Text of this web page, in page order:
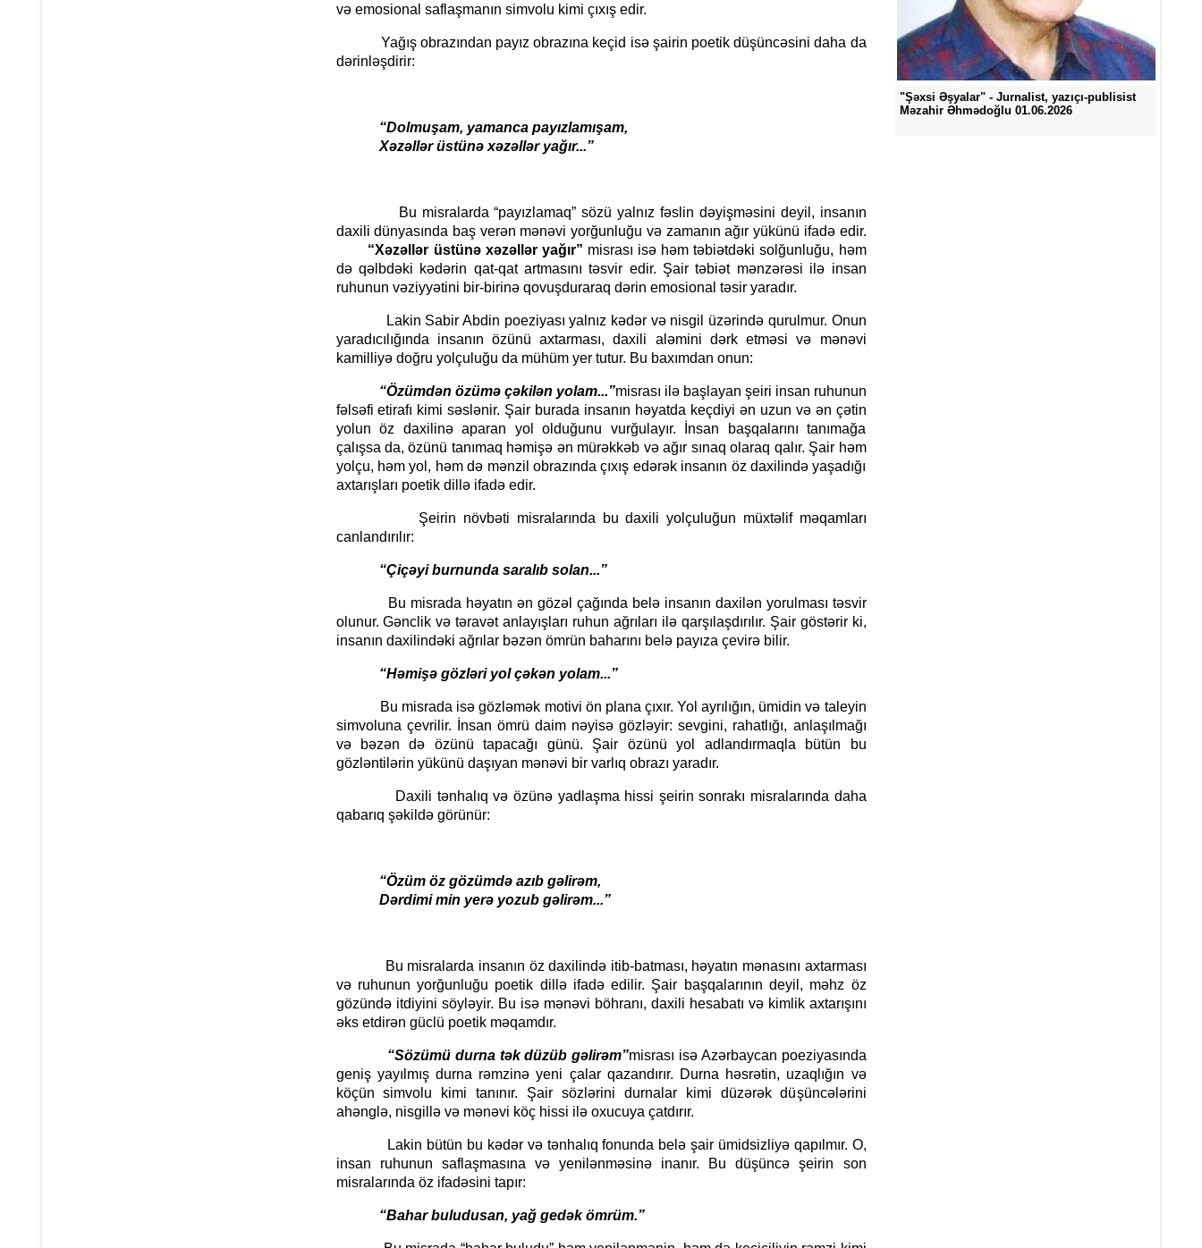
və emosional saflaşmanın simvolu kimi çıxış edir.
Yağış obrazından payız obrazına keçid isə şairin poetik düşüncəsini daha da
dərinləşdirir:
“Dolmuşam, yamanca payızlamışam,
Xəzəllər üstünə xəzəllər yağır...”
Bu misralarda “payızlamaq” sözü yalnız fəslin dəyişməsini deyil, insanın
daxili dünyasında baş verən mənəvi yorğunluğu və zamanın ağır yükünü ifadə edir.
“Xəzəllər üstünə xəzəllər yağır” misrası isə həm təbiətdəki solğunluğu, həm
də qəlbdəki kədərin qat-qat artmasını təsvir edir. Şair təbiət mənzərəsi ilə insan
ruhunun vəziyyətini bir-birinə qovuşduraraq dərin emosional təsir yaradır.
Lakin Sabir Abdin poeziyası yalnız kədər və nisgil üzərində qurulmur. Onun
yaradıcılığında insanın özünü axtarması, daxili aləmini dərk etməsi və mənəvi
kamilliyə doğru yolçuluğu da mühüm yer tutur. Bu baxımdan onun:
“Özümdən özümə çəkilən yolam...”misrası ilə başlayan şeiri insan ruhunun
fəlsəfi etirafı kimi səslənir. Şair burada insanın həyatda keçdiyi ən uzun və ən çətin
yolun öz daxilinə aparan yol olduğunu vurğulayır. İnsan başqalarını tanımağa
çalışsa da, özünü tanımaq həmişə ən mürəkkəb və ağır sınaq olaraq qalır. Şair həm
yolçu, həm yol, həm də mənzil obrazında çıxış edərək insanın öz daxilində yaşadığı
axtarışları poetik dillə ifadə edir.
Şeirin növbəti misralarında bu daxili yolçuluğun müxtəlif məqamları
canlandırılır:
“Çiçəyi burnunda saralıb solan...”
Bu misrada həyatın ən gözəl çağında belə insanın daxilən yorulması təsvir
olunur. Gənclik və təravət anlayışları ruhun ağrıları ilə qarşılaşdırılır. Şair göstərir ki,
insanın daxilindəki ağrılar bəzən ömrün baharını belə payıza çevirə bilir.
“Həmişə gözləri yol çəkən yolam...”
Bu misrada isə gözləmək motivi ön plana çıxır. Yol ayrılığın, ümidin və taleyin
simvoluna çevrilir. İnsan ömrü daim nəyisə gözləyir: sevgini, rahatlığı, anlaşılmağı
və bəzən də özünü tapacağı günü. Şair özünü yol adlandırmaqla bütün bu
gözləntilərin yükünü daşıyan mənəvi bir varlıq obrazı yaradır.
Daxili tənhalıq və özünə yadlaşma hissi şeirin sonrakı misralarında daha
qabarıq şəkildə görünür:
“Özüm öz gözümdə azıb gəlirəm,
Dərdimi min yerə yozub gəlirəm...”
Bu misralarda insanın öz daxilində itib-batması, həyatın mənasını axtarması
və ruhunun yorğunluğu poetik dillə ifadə edilir. Şair başqalarının deyil, məhz öz
gözündə itdiyini söyləyir. Bu isə mənəvi böhranı, daxili hesabatı və kimlik axtarışını
əks etdirən güclü poetik məqamdır.
“Sözümü durna tək düzüb gəlirəm”misrası isə Azərbaycan poeziyasında
geniş yayılmış durna rəmzinə yeni çalar qazandırır. Durna həsrətin, uzaqlığın və
köçün simvolu kimi tanınır. Şair sözlərini durnalar kimi düzərək düşüncələrini
ahənglə, nisgillə və mənəvi köç hissi ilə oxucuya çatdırır.
Lakin bütün bu kədər və tənhalıq fonunda belə şair ümidsizliyə qapılmır. O,
insan ruhunun saflaşmasına və yenilənməsinə inanır. Bu düşüncə şeirin son
misralarında öz ifadəsini tapır:
“Bahar buludusan, yağ gedək ömrüm.”
"Şəxsi Əşyalar" - Jurnalist, yazıçı-publisist
Məzahir Əhmədoğlu 01.06.2026